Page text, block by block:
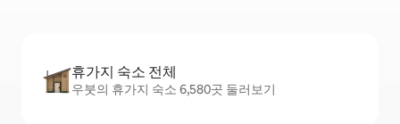
휴가지 숙소 전체
우붓의 휴가지 숙소 6,580곳 둘러보기